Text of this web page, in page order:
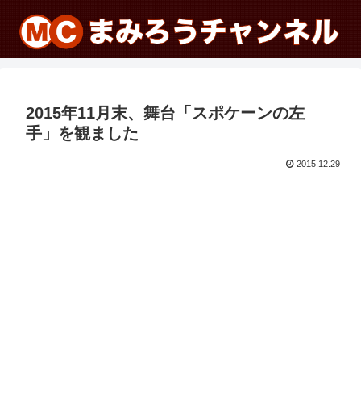
2015年11月末、舞台「スポケーンの左
手」を観ました
2015.12.29